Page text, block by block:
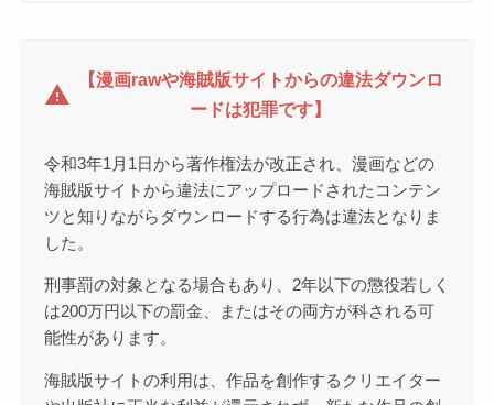
warning
【漫画rawや海賊版サイトからの違法ダウンロ
ードは犯罪です】
令和3年1月1日から著作権法が改正され、漫画などの
海賊版サイトから違法にアップロードされたコンテン
ツと知りながらダウンロードする行為は違法となりま
した。
刑事罰の対象となる場合もあり、2年以下の懲役若しく
は200万円以下の罰金、またはその両方が科される可
能性があります。
海賊版サイトの利用は、作品を創作するクリエイター